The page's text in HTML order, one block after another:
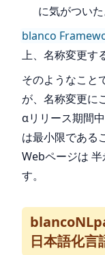
に気がついた
blanco
上、名称変更す
そのようなこと
が、名称変更に
αリリース期間
は最小限である
Webページは
す。
日本語化言